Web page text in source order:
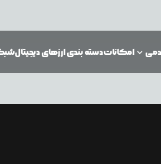
دسته بندی ارزهای دیجیتالامکانات